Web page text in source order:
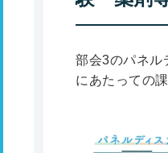
部会3のパネル
にあたっての